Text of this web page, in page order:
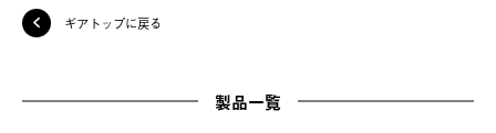
ギアトップに戻る
製品一覧